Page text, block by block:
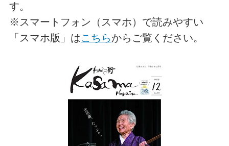
す。
※スマートフォン（スマホ）で読みやすい
「スマホ版」はこちらからご覧ください。